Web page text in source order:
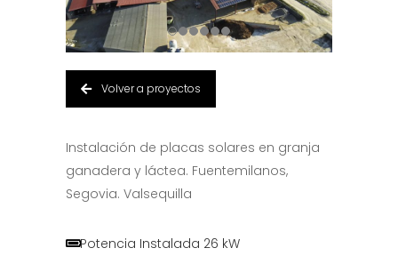
Volver a proyectos
Instalación de placas solares en granja
ganadera y láctea. Fuentemilanos,
Segovia. Valsequilla
Potencia Instalada 26 kW